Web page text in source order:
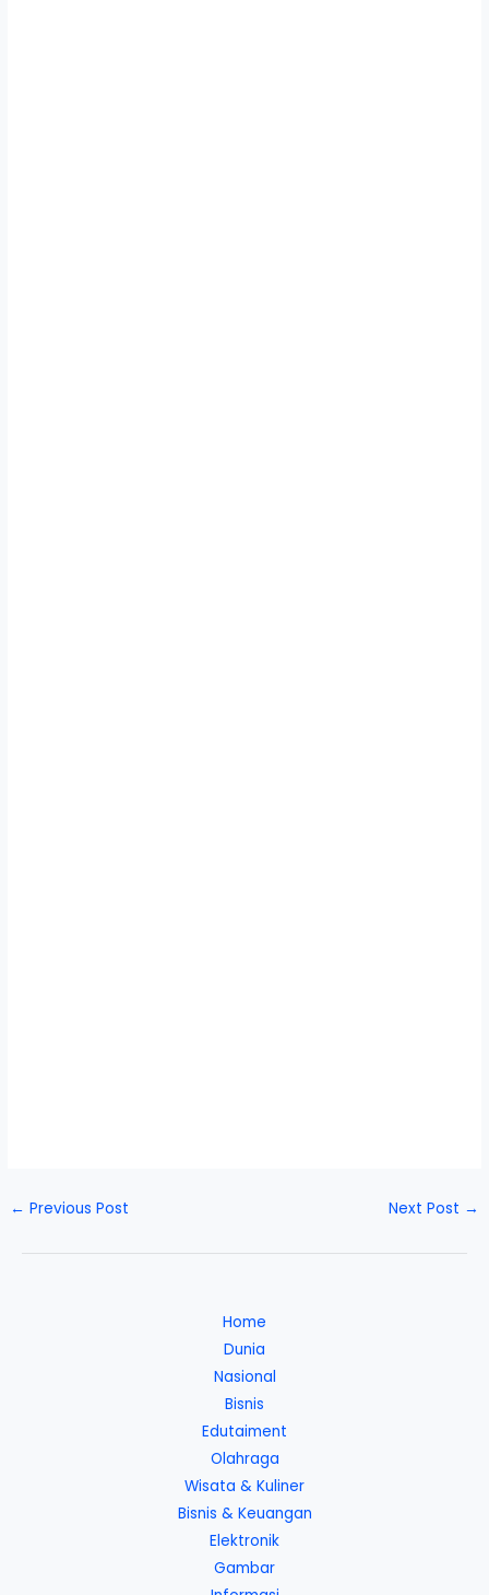
← Previous Post Next Post →
Home
Dunia
Nasional
Bisnis
Edutaiment
Olahraga
Wisata & Kuliner
Bisnis & Keuangan
Elektronik
Gambar